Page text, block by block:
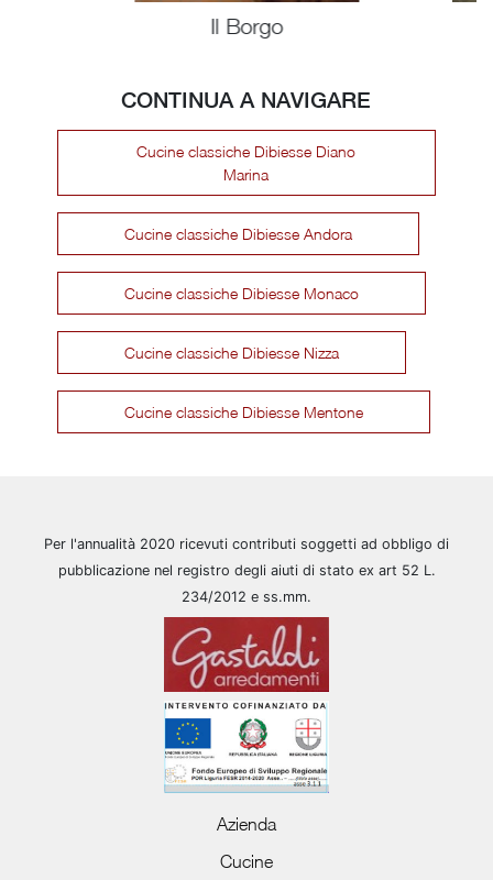
Il Borgo
CONTINUA A NAVIGARE
Cucine classiche Dibiesse Diano
Marina
Cucine classiche Dibiesse Andora
Cucine classiche Dibiesse Monaco
Cucine classiche Dibiesse Nizza
Cucine classiche Dibiesse Mentone
Per l'annualità 2020 ricevuti contributi soggetti ad obbligo di
pubblicazione nel registro degli aiuti di stato ex art 52 L.
234/2012 e ss.mm.
Azienda
Cucine